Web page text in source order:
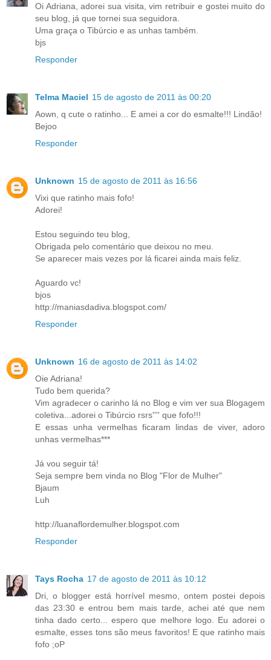
Oi Adriana, adorei sua visita, vim retribuir e gostei muito do
seu blog, já que tornei sua seguidora.
Uma graça o Tibúrcio e as unhas também.
bjs
Responder
Telma Maciel 15 de agosto de 2011 às 00:20
Aown, q cute o ratinho... E amei a cor do esmalte!!! Lindão!
Bejoo
Responder
Unknown 15 de agosto de 2011 às 16:56
Vixi que ratinho mais fofo!
Adorei!
Estou seguindo teu blog,
Obrigada pelo comentário que deixou no meu.
Se aparecer mais vezes por lá ficarei ainda mais feliz.
Aguardo vc!
bjos
http://maniasdadiva.blogspot.com/
Responder
Unknown 16 de agosto de 2011 às 14:02
Oie Adriana!
Tudo bem querida?
Vim agradecer o carinho lá no Blog e vim ver sua Blogagem
coletiva...adorei o Tibúrcio rsrs'''' que fofo!!!
E essas unha vermelhas ficaram lindas de viver, adoro
unhas vermelhas***
Já vou seguir tá!
Seja sempre bem vinda no Blog "Flor de Mulher"
Bjaum
Luh
http://luanaflordemulher.blogspot.com
Responder
Tays Rocha 17 de agosto de 2011 às 10:12
Dri, o blogger está horrível mesmo, ontem postei depois
das 23:30 e entrou bem mais tarde, achei até que nem
tinha dado certo... espero que melhore logo. Eu adorei o
esmalte, esses tons são meus favoritos! E que ratinho mais
fofo ;oP